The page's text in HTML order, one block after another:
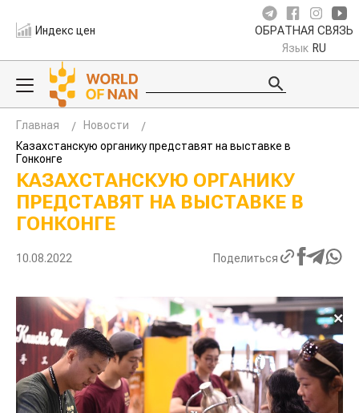
Индекс цен ОБРАТНАЯ СВЯЗЬ
Язык RU
Главная
Новости
Казахстанскую органику представят на выставке в
Гонконге
КАЗАХСТАНСКУЮ ОРГАНИКУ
ПРЕДСТАВЯТ НА ВЫСТАВКЕ В
ГОНКОНГЕ
10.08.2022 Поделиться